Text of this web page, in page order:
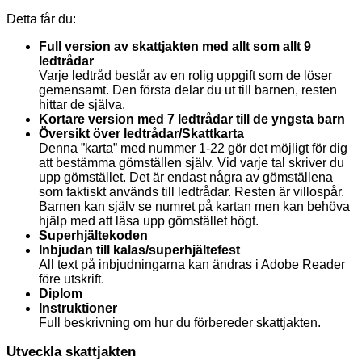
Detta får du:
Full version av skattjakten med allt som allt 9
ledtrådar
Varje ledtråd består av en rolig uppgift som de löser
gemensamt. Den första delar du ut till barnen, resten
hittar de själva.
Kortare version med 7 ledtrådar till de yngsta barn
Översikt över ledtrådar/Skattkarta
Denna ”karta” med nummer 1-22 gör det möjligt för dig
att bestämma gömställen själv. Vid varje tal skriver du
upp gömstället. Det är endast några av gömställena
som faktiskt används till ledtrådar. Resten är villospår.
Barnen kan själv se numret på kartan men kan behöva
hjälp med att läsa upp gömstället högt.
Superhjältekoden
Inbjudan till kalas/superhjältefest
All text på inbjudningarna kan ändras i Adobe Reader
före utskrift.
Diplom
Instruktioner
Full beskrivning om hur du förbereder skattjakten.
Utveckla skattjakten